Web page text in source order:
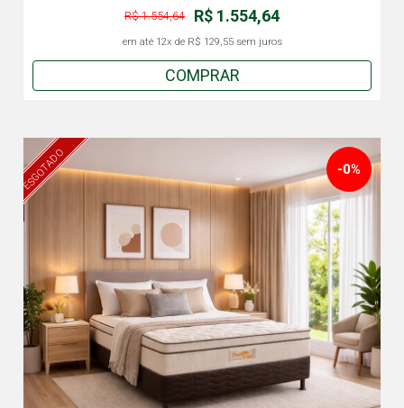
R$ 1.554,64
R$ 1.554,64
em até 12x de R$ 129,55sem juros
COMPRAR
ESGOTADO -0%